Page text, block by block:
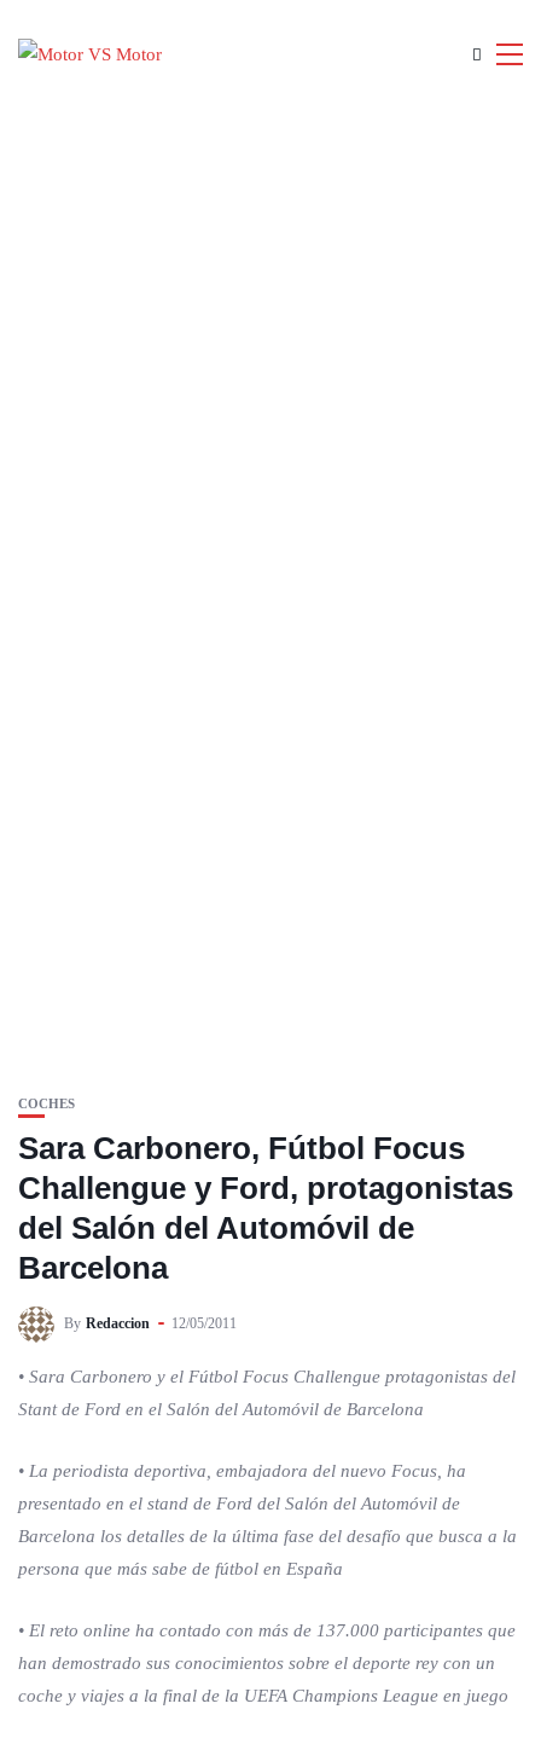
COCHES
Sara Carbonero, Fútbol Focus
Challengue y Ford, protagonistas
del Salón del Automóvil de
Barcelona
By Redaccion 12/05/2011
• Sara Carbonero y el Fútbol Focus Challengue protagonistas del
Stant de Ford en el Salón del Automóvil de Barcelona
• La periodista deportiva, embajadora del nuevo Focus, ha
presentado en el stand de Ford del Salón del Automóvil de
Barcelona los detalles de la última fase del desafío que busca a la
persona que más sabe de fútbol en España
• El reto online ha contado con más de 137.000 participantes que
han demostrado sus conocimientos sobre el deporte rey con un
coche y viajes a la final de la UEFA Champions League en juego